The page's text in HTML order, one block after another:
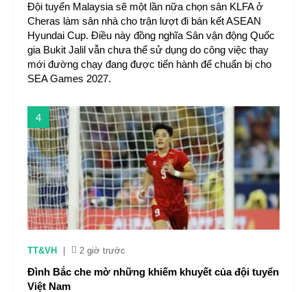
Đội tuyển Malaysia sẽ một lần nữa chọn sân KLFA ở
Cheras làm sân nhà cho trận lượt đi bán kết ASEAN
Hyundai Cup. Điều này đồng nghĩa Sân vận động Quốc
gia Bukit Jalil vẫn chưa thể sử dụng do công việc thay
mới đường chạy đang được tiến hành để chuẩn bị cho
SEA Games 2027.
4
TT&VH 2 giờ trước
Đình Bắc che mờ những khiếm khuyết của đội tuyển
Việt Nam